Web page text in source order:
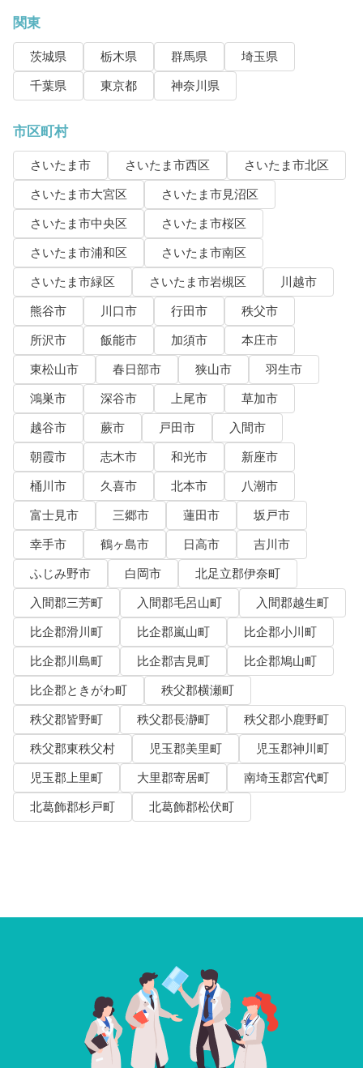
関東
茨城県 栃木県 群馬県
埼玉県
千葉県
東京都 神奈川県
市区町村
さいたま市 さいたま市西区
さいたま市北区
さいたま市大宮区
さいたま市見沼区
さいたま市中央区
さいたま市桜区
さいたま市浦和区
さいたま市南区
さいたま市緑区
さいたま市岩槻区
川越市
熊谷市
川口市 行田市
秩父市
所沢市
飯能市 加須市
本庄市
東松山市
春日部市 狭山市
羽生市
鴻巣市
深谷市 上尾市
草加市
越谷市
蕨市 戸田市
入間市
朝霞市
志木市 和光市
新座市
桶川市
久喜市 北本市
八潮市
富士見市
三郷市 蓮田市
坂戸市
幸手市
鶴ヶ島市 日高市
吉川市
ふじみ野市
白岡市
北足立郡伊奈町
入間郡三芳町
入間郡毛呂山町
入間郡越生町
比企郡滑川町
比企郡嵐山町
比企郡小川町
比企郡川島町
比企郡吉見町
比企郡鳩山町
比企郡ときがわ町
秩父郡横瀬町
秩父郡皆野町
秩父郡長瀞町
秩父郡小鹿野町
秩父郡東秩父村
児玉郡美里町
児玉郡神川町
児玉郡上里町
大里郡寄居町
南埼玉郡宮代町
北葛飾郡杉戸町
北葛飾郡松伏町